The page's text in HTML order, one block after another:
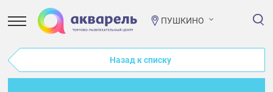
ПУШКИНО
Назад к списку